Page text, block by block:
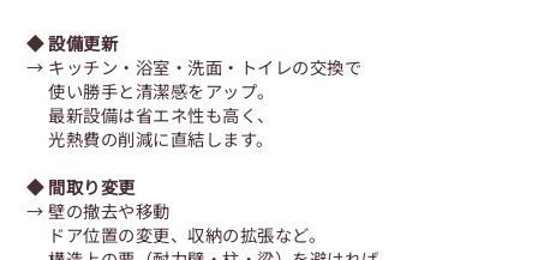
◆ 設備更新
→ キッチン・浴室・洗面・トイレの交換で
使い勝手と清潔感をアップ。
最新設備は省エネ性も高く、
光熱費の削減に直結します。
◆ 間取り変更
→ 壁の撤去や移動
ドア位置の変更、収納の拡張など。